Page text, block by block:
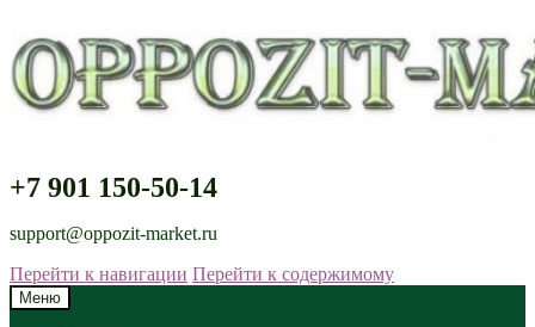
+7 901 150-50-14
support@oppozit-market.ru
Перейти к навигации Перейти к содержимому
Меню